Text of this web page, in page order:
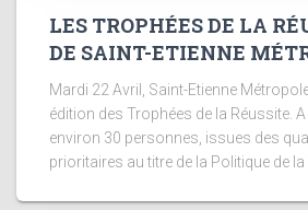
LES TROPHÉES DE LA
DE SAINT-ETIENNE
Mardi 22 Avril, Saint-Etienne
édition des Trophées de la Réussite.
environ 30 personnes, issues des
prioritaires au titre de la Politique de la